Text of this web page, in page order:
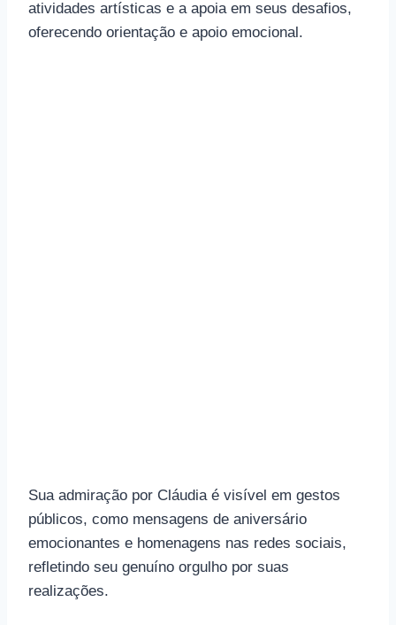
atividades artísticas e a apoia em seus desafios,
oferecendo orientação e apoio emocional.
Sua admiração por Cláudia é visível em gestos
públicos, como mensagens de aniversário
emocionantes e homenagens nas redes sociais,
refletindo seu genuíno orgulho por suas
realizações.